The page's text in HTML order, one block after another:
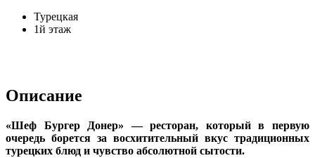
Турецкая
1й этаж
Описание
«Шеф Бургер Донер» — ресторан, который в первую
очередь борется за восхитительный вкус традиционных
турецких блюд и чувство абсолютной сытости.